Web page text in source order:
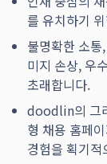
를 유치하기
불명확한 소
미지 손상, 우
초래합니다.
doodlin의 그
형 채용 홈페
경험을 획기